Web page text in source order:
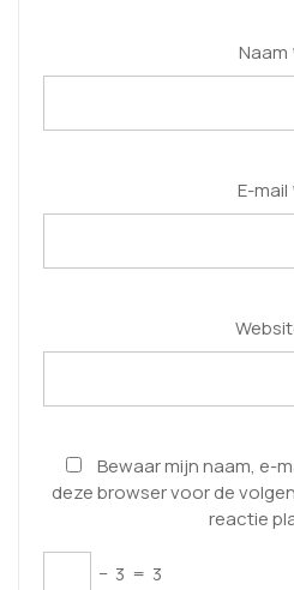
Naam
E-mail
Bewaar mijn naam, e-
deze browser voor de
reactie
− 3 = 3